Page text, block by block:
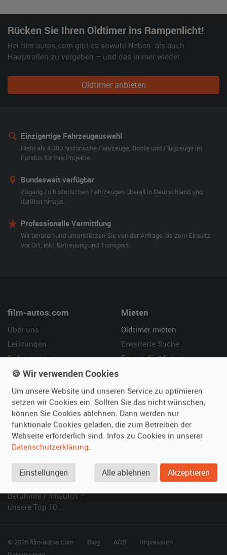
Rücken Sie Ihren Oldtimer ins Rampenlicht!
Bei film-autos.com gibt es sowohl Neben- als auch
Hauptrollen zu vergeben – und das immer wieder.
Oldtimer anbieten
Einzigartige Fahrzeugauswahl
Mehr als 4.300 historische Fahrzeuge, Boote und Flugzeuge im
Fundus für Ihre Projekte.
Bundesweit verfügbar
Zugang zu historischen Fahrzeugen überall in Deutschland und
darüber hinaus.
Professionelle Vermittlung
Wir beraten und unterstützen Sie von der Anfrage bis zum Einsatz
vor Ort, inkl. Betreuung und Transport.
film-autos.com
Über uns
Leistungen
Referenzen
Kundenmeinungen
Mieten
Oldtimer mieten
Erweiterte Suche
Fragen für Mieter
Vermieten
Oldtimer anmelden
Fotos senden
Fragen für Vermieter
Hilfe
Häufige Fragen (FAQ)
So funktioniert's
SPECIAL
Berühmte Filmautos –
unsere Top 10 ...
© 2026 film-autos.com Blog AGB
Impressum
🍪 Wir verwenden Cookies
Um unsere Website und unseren Service zu optimieren
setzen wir Cookies ein. Sollten Sie das nicht wünschen,
können Sie Cookies ablehnen. Dann werden nur
funktionale Cookies geladen, die zum Betreiben der
Webseite erforderlich sind. Infos zu Cookies in unserer
Datenschutzerklärung.
Einstellungen Alle ablehnen Akzeptieren